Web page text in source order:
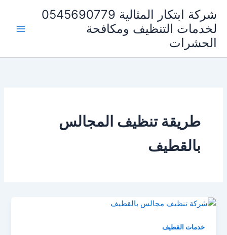
المحتوى
شركة ابتكار المثالية 0545690779
لخدمات التنظيف ومكافحة
الحشرات
طريقة تنظيف المجالس
بالقطيف
خدمات القطيف